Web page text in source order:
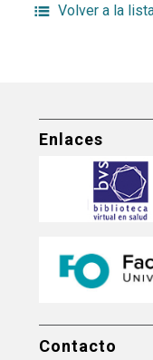
Volver a la
Enlaces
Contacto